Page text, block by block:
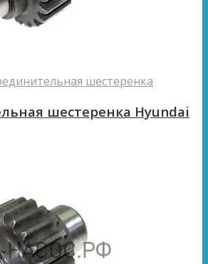
шестеренка
шестеренка Hyundai